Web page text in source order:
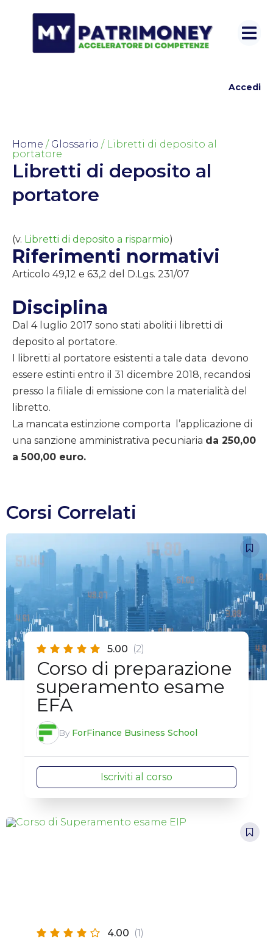
Accedi
Home / Glossario / Libretti di deposito al
portatore
Libretti di deposito al
portatore
(v. Libretti di deposito a risparmio)
Riferimenti normativi
Articolo 49,12 e 63,2 del D.Lgs. 231/07
Disciplina
Dal 4 luglio 2017 sono stati aboliti i libretti di
deposito al portatore.
I libretti al portatore esistenti a tale data devono
essere estinti entro il 31 dicembre 2018, recandosi
presso la filiale di emissione con la materialità del
libretto.
La mancata estinzione comporta l’applicazione di
una sanzione amministrativa pecuniaria da 250,00
a 500,00 euro.
Corsi Correlati
5.00 (2)
Corso di preparazione
superamento esame
EFA
By ForFinance Business School
Iscriviti al corso
4.00 (1)